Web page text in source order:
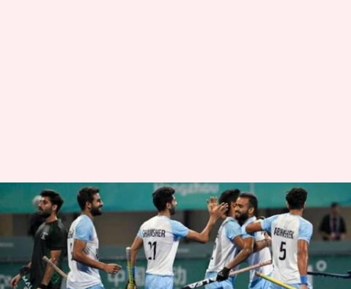
Asian Games 2023 : 22వ గోల్డ్
మెడల్‌ను సాధించిన భారత్.. మెన్స్
హాకీలో స్వర్ణం
వ్రాసిన వారు Jayachandra Akuri Oct 06, 2023 07:27 pm